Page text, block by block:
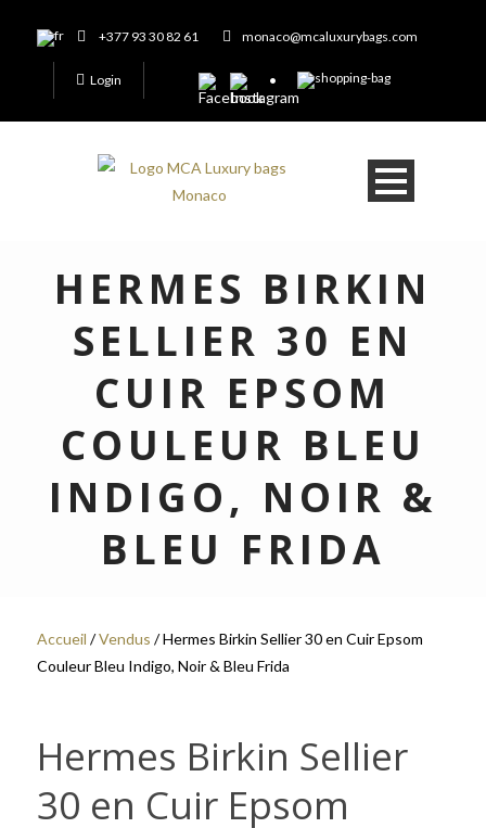
+377 93 30 82 61 monaco@mcaluxurybags.com
Login
HERMES BIRKIN
SELLIER 30 EN
CUIR EPSOM
COULEUR BLEU
INDIGO, NOIR &
BLEU FRIDA
Accueil /Vendus / Hermes Birkin Sellier 30 en Cuir Epsom
Couleur Bleu Indigo, Noir & Bleu Frida
Hermes Birkin Sellier
30 en Cuir Epsom